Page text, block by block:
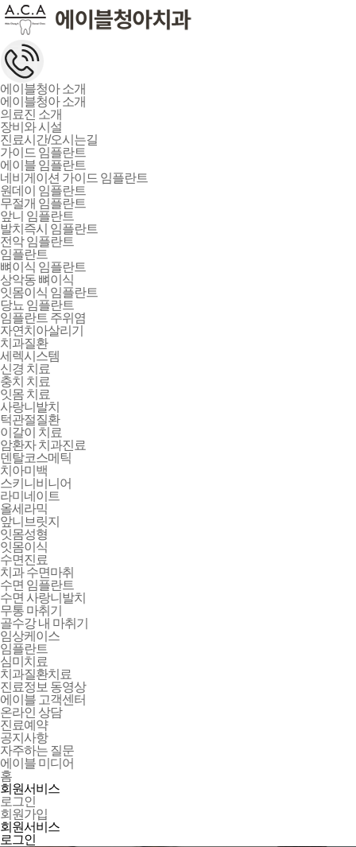
에이블청아 소개
에이블청아 소개
의료진 소개
장비와 시설
진료시간/오시는길
가이드 임플란트
에이블 임플란트
네비게이션 가이드 임플란트
원데이 임플란트
무절개 임플란트
앞니 임플란트
발치즉시 임플란트
전악 임플란트
임플란트
뼈이식 임플란트
상악동 뼈이식
잇몸이식 임플란트
당뇨 임플란트
임플란트 주위염
자연치아살리기
치과질환
세렉시스템
신경 치료
충치 치료
잇몸 치료
사랑니발치
턱관절질환
이갈이 치료
암환자 치과진료
덴탈코스메틱
치아미백
스키니비니어
라미네이트
올세라믹
앞니브릿지
잇몸성형
잇몸이식
수면진료
치과 수면마취
수면 임플란트
수면 사랑니발치
무통 마취기
골수강 내 마취기
임상케이스
임플란트
심미치료
치과질환치료
진료정보 동영상
에이블 고객센터
온라인 상담
진료예약
공지사항
자주하는 질문
에이블 미디어
홈
회원서비스
로그인
회원가입
회원서비스
로그인